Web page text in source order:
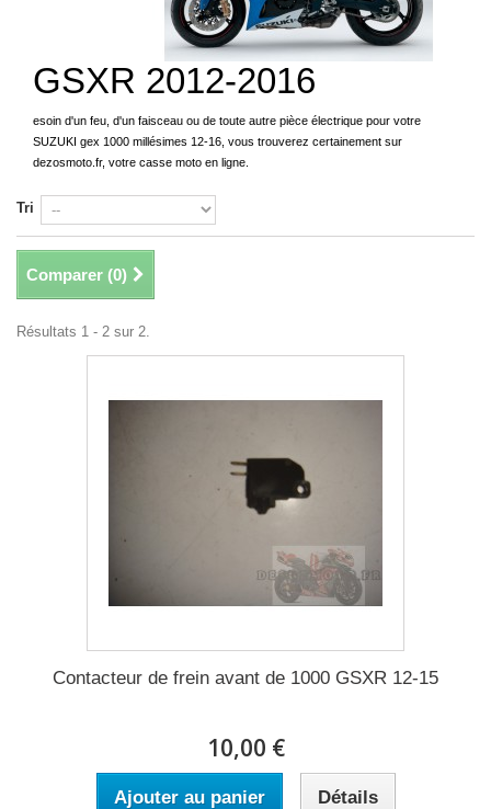
GSXR 2012-2016
esoin d'un feu, d'un faisceau ou de toute autre pièce électrique pour votre
SUZUKI gex 1000 millésimes 12-16, vous trouverez certainement sur
dezosmoto.fr, votre casse moto en ligne.
Tri
Comparer (0)
Résultats 1 - 2 sur 2.
Contacteur de frein avant de 1000 GSXR 12-15
10,00 €
Ajouter au panier Détails